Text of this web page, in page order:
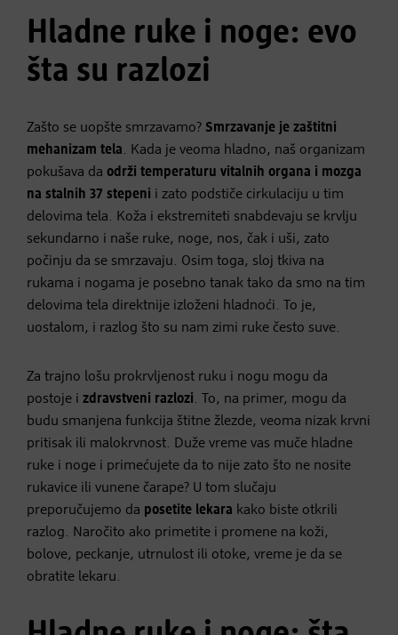
Hladne ruke i noge: evo
šta su razlozi
Zašto se uopšte smrzavamo? Smrzavanje je zaštitni
mehanizam tela. Kada je veoma hladno, naš organizam
pokušava da održi temperaturu vitalnih organa i mozga
na stalnih 37 stepeni i zato podstiče cirkulaciju u tim
delovima tela. Koža i ekstremiteti snabdevaju se krvlju
sekundarno i naše ruke, noge, nos, čak i uši, zato
počinju da se smrzavaju. Osim toga, sloj tkiva na
rukama i nogama je posebno tanak tako da smo na tim
delovima tela direktnije izloženi hladnoći. To je,
uostalom, i razlog što su nam zimi ruke često suve.
Za trajno lošu prokrvljenost ruku i nogu mogu da
postoje i zdravstveni razlozi. To, na primer, mogu da
budu smanjena funkcija štitne žlezde, veoma nizak krvni
pritisak ili malokrvnost. Duže vreme vas muče hladne
ruke i noge i primećujete da to nije zato što ne nosite
rukavice ili vunene čarape? U tom slučaju
preporučujemo da posetite lekara kako biste otkrili
razlog. Naročito ako primetite i promene na koži,
bolove, peckanje, utrnulost ili otoke, vreme je da se
obratite lekaru.